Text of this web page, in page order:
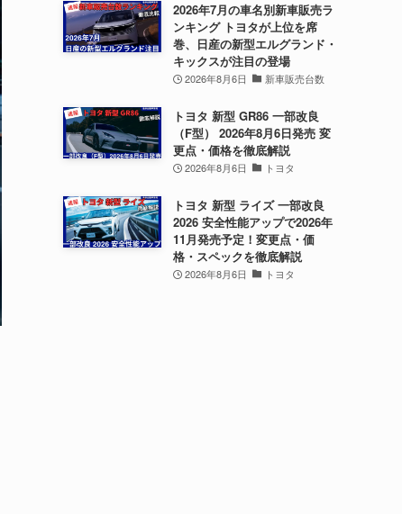
2026年7月の車名別新車販売ラ
ンキング トヨタが上位を席
巻、日産の新型エルグランド・
キックスが注目の登場
2026年8月6日 新車販売台数
トヨタ 新型 GR86 一部改良
（F型） 2026年8月6日発売 変
更点・価格を徹底解説
2026年8月6日 トヨタ
トヨタ 新型 ライズ 一部改良
2026 安全性能アップで2026年
11月発売予定！変更点・価
格・スペックを徹底解説
2026年8月6日 トヨタ